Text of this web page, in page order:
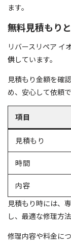
ます。
無料見積もり
リバースリペア イ
供しています。
見積もり金額を確
め、安心して依頼で
項目
見積もり
時間
内容
見積もり時には、
し、最適な修理方
修理内容や料金に